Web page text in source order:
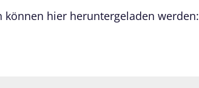
können hier heruntergeladen werden: